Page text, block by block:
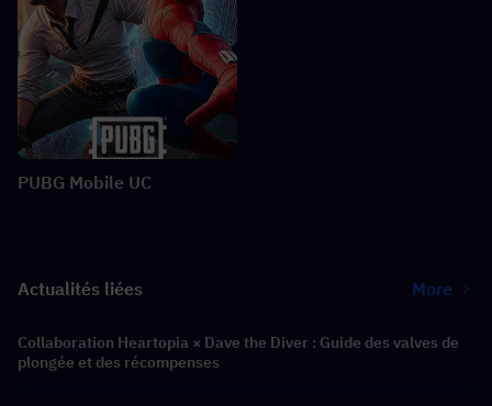
PUBG Mobile UC
Actualités liées More
Collaboration Heartopia × Dave the Diver : Guide des valves de
plongée et des récompenses